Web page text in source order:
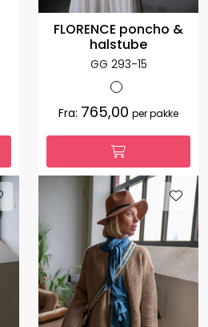
FLORENCE poncho &
halstube
GG 293-15
Fra: 765,00 per pakke